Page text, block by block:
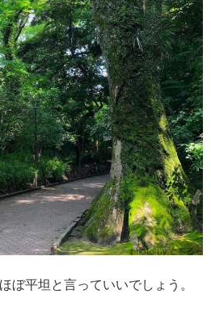
ぼ平坦と言っていいでしょう。